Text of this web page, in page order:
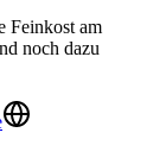
Feinkost am
noch dazu